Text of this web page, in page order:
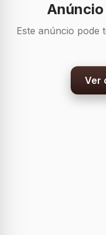
Este anúncio pode
Ver